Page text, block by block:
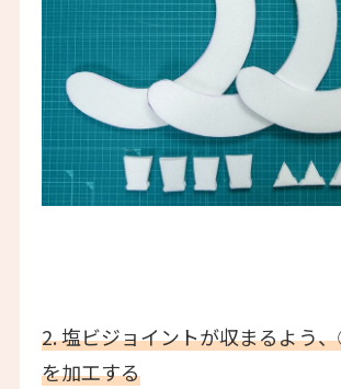
2. 塩ビジョイントが収まるよう
を加工する